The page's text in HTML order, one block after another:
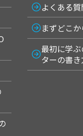
よくある
まずどこ
最初に学
ターの書き